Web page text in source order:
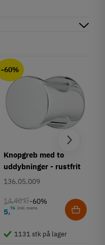
-60%
Knopgreb med to
uddybninger - rustfrit
stål
136.05.009
14,40 kr-60%
5,76 Inkl. moms
1131 stk på lager